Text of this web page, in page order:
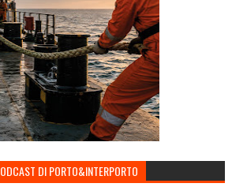
DI PORTO&INTERPORTO